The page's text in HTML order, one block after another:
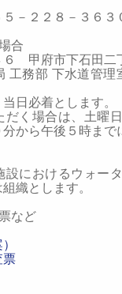
－２２８－３６３
合
６ 甲府市下石田二
工務部 下水道管理
日必着とします。
だく場合は、土曜
から午後５時まで
設におけるウォー
織とします。
など
票